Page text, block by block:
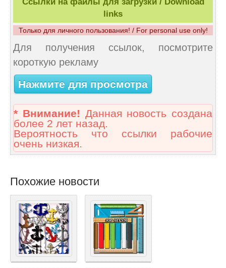
links
Только для личного пользования! / For personal use only!
Для получения ссылок, посмотрите
короткую рекламу
Нажмите для просмотра
* Внимание! Данная новость создана
более 2 лет назад.
Вероятность что ссылки рабочие
очень низкая.
Похожие новости